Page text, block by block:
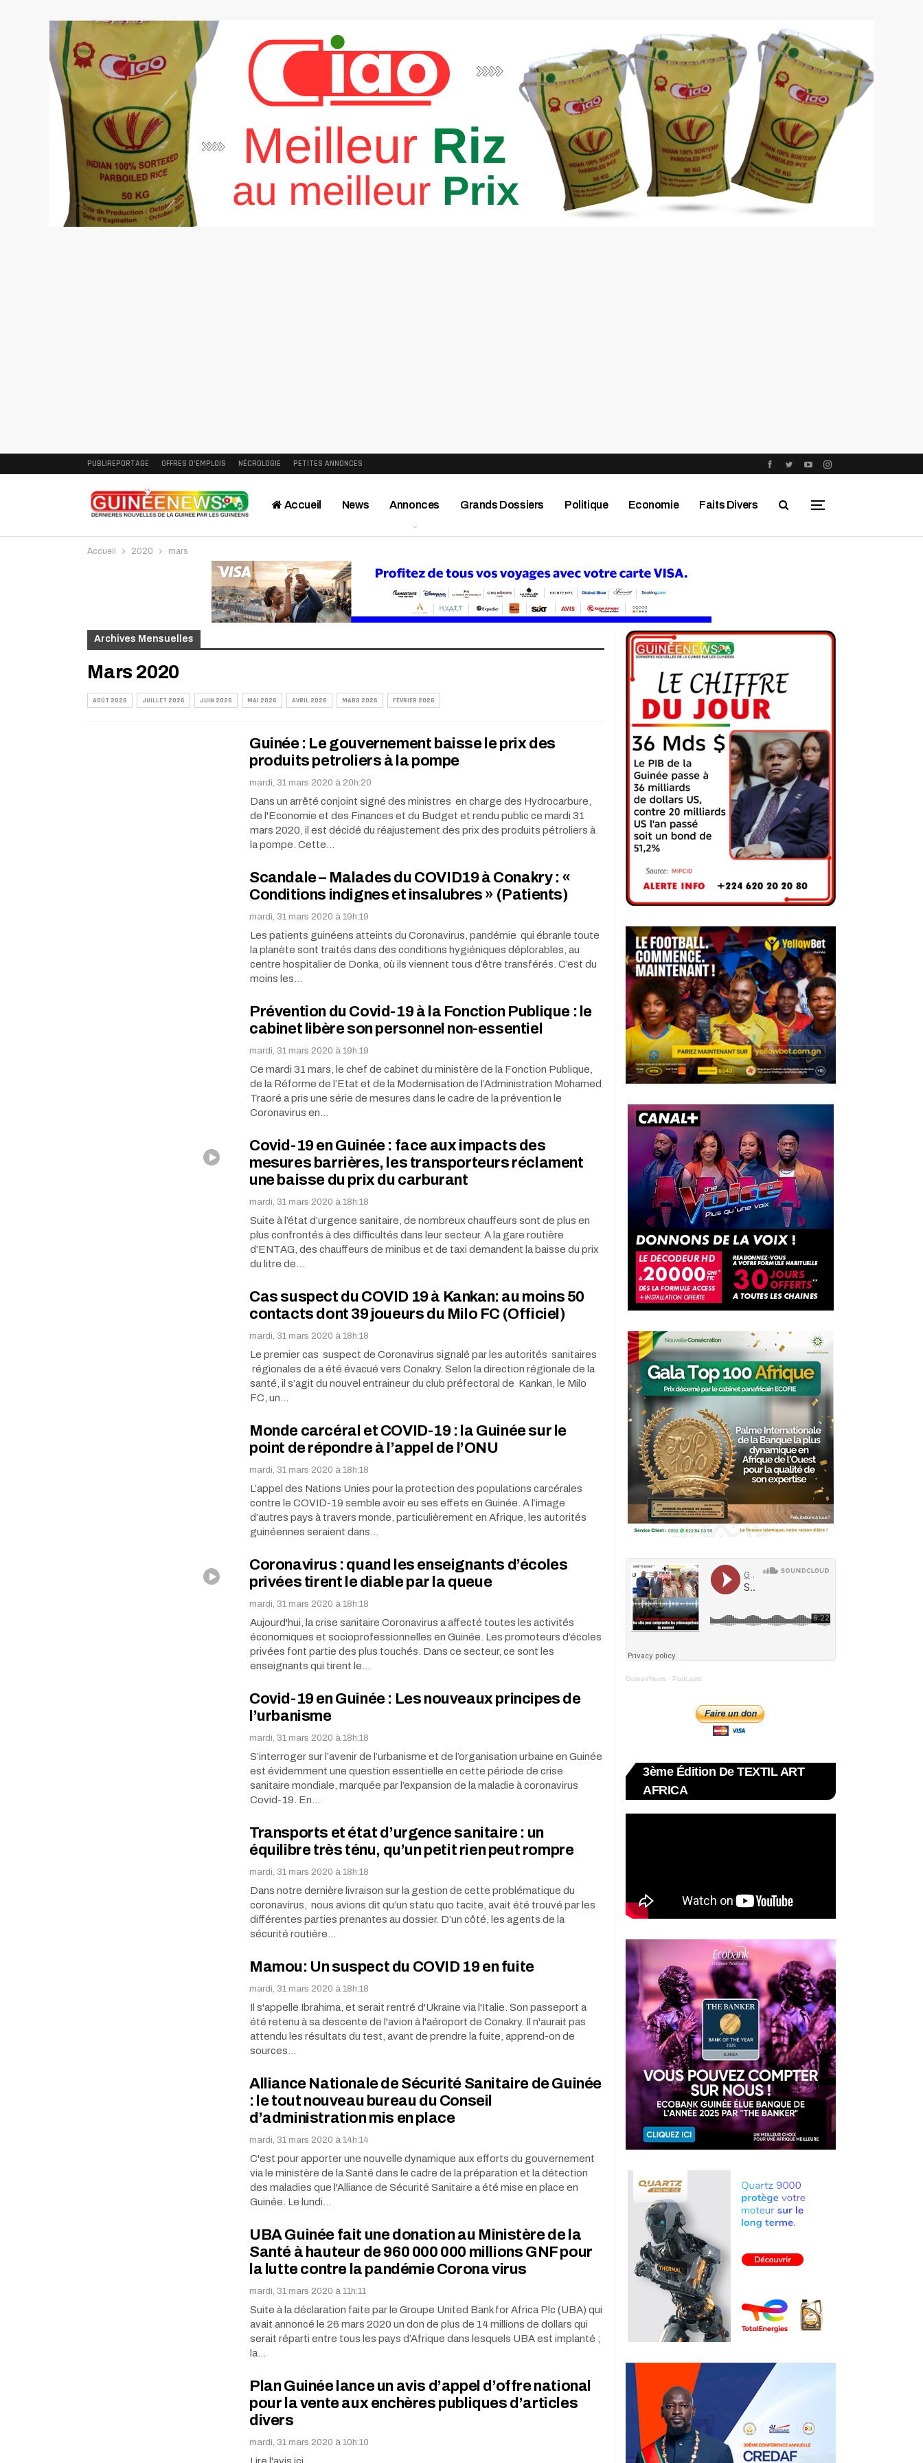
PUBLIREPORTAGE OFFRES D’EMPLOIS NÉCROLOGIE PETITES ANNONCES
Accueil News Annonces Grands Dossiers Politique Economie Faits Divers
Interviews Publireportage Région
Accueil 2020 mars
Archives Mensuelles
Mars 2020
AOÛT 2026 JUILLET 2026 JUIN 2026 MAI 2026 AVRIL 2026 MARS 2026 FÉVRIER 2026
Guinée : Le gouvernement baisse le prix des
produits petroliers à la pompe
mardi, 31 mars 2020 à 20h:20
Dans un arrêté conjoint signé des ministres en charge des Hydrocarbure,
de l'Economie et des Finances et du Budget et rendu public ce mardi 31
mars 2020, il est décidé du réajustement des prix des produits pétroliers à
la pompe. Cette…
Scandale – Malades du COVID19 à Conakry : «
Conditions indignes et insalubres » (Patients)
mardi, 31 mars 2020 à 19h:19
Les patients guinéens atteints du Coronavirus, pandémie qui ébranle toute
la planète sont traités dans des conditions hygiéniques déplorables, au
centre hospitalier de Donka, où ils viennent tous d’être transférés. C’est du
moins les…
Prévention du Covid-19 à la Fonction Publique : le
cabinet libère son personnel non-essentiel
mardi, 31 mars 2020 à 19h:19
Ce mardi 31 mars, le chef de cabinet du ministère de la Fonction Publique,
de la Réforme de l’Etat et de la Modernisation de l’Administration Mohamed
Traoré a pris une série de mesures dans le cadre de la prévention le
Coronavirus en…
Covid-19 en Guinée : face aux impacts des
mesures barrières, les transporteurs réclament
une baisse du prix du carburant
mardi, 31 mars 2020 à 18h:18
Suite à l’état d’urgence sanitaire, de nombreux chauffeurs sont de plus en
plus confrontés à des difficultés dans leur secteur. A la gare routière
d’ENTAG, des chauffeurs de minibus et de taxi demandent la baisse du prix
du litre de…
Cas suspect du COVID 19 à Kankan: au moins 50
contacts dont 39 joueurs du Milo FC (Officiel)
mardi, 31 mars 2020 à 18h:18
Le premier cas suspect de Coronavirus signalé par les autorités sanitaires
régionales de a été évacué vers Conakry. Selon la direction régionale de la
santé, il s’agit du nouvel entraineur du club préfectoral de Kankan, le Milo
FC, un…
Monde carcéral et COVID-19 : la Guinée sur le
point de répondre à l’appel de l’ONU
mardi, 31 mars 2020 à 18h:18
L’appel des Nations Unies pour la protection des populations carcérales
contre le COVID-19 semble avoir eu ses effets en Guinée. A l’image
d’autres pays à travers monde, particulièrement en Afrique, les autorités
guinéennes seraient dans…
Coronavirus : quand les enseignants d’écoles
privées tirent le diable par la queue
mardi, 31 mars 2020 à 18h:18
Aujourd'hui, la crise sanitaire Coronavirus a affecté toutes les activités
économiques et socioprofessionnelles en Guinée. Les promoteurs d’écoles
privées font partie des plus touchés. Dans ce secteur, ce sont les
enseignants qui tirent le…
Covid-19 en Guinée : Les nouveaux principes de
l’urbanisme
mardi, 31 mars 2020 à 18h:18
S’interroger sur l’avenir de l’urbanisme et de l’organisation urbaine en Guinée
est évidemment une question essentielle en cette période de crise
sanitaire mondiale, marquée par l’expansion de la maladie à coronavirus
Covid-19. En…
Transports et état d’urgence sanitaire : un
équilibre très ténu, qu’un petit rien peut rompre
mardi, 31 mars 2020 à 18h:18
Dans notre dernière livraison sur la gestion de cette problématique du
coronavirus, nous avions dit qu’un statu quo tacite, avait été trouvé par les
différentes parties prenantes au dossier. D’un côté, les agents de la
sécurité routière…
Mamou: Un suspect du COVID 19 en fuite
mardi, 31 mars 2020 à 18h:18
Il s'appelle Ibrahima, et serait rentré d'Ukraine via l'Italie. Son passeport a
été retenu à sa descente de l'avion à l'aéroport de Conakry. Il n'aurait pas
attendu les résultats du test, avant de prendre la fuite, apprend-on de
sources…
Alliance Nationale de Sécurité Sanitaire de Guinée
: le tout nouveau bureau du Conseil
d’administration mis en place
mardi, 31 mars 2020 à 14h:14
C'est pour apporter une nouvelle dynamique aux efforts du gouvernement
via le ministère de la Santé dans le cadre de la préparation et la détection
des maladies que l'Alliance de Sécurité Sanitaire a été mise en place en
Guinée. Le lundi…
UBA Guinée fait une donation au Ministère de la
Santé à hauteur de 960 000 000 millions GNF pour
la lutte contre la pandémie Corona virus
mardi, 31 mars 2020 à 11h:11
Suite à la déclaration faite par le Groupe United Bank for Africa Plc (UBA) qui
avait annoncé le 26 mars 2020 un don de plus de 14 millions de dollars qui
serait réparti entre tous les pays d’Afrique dans lesquels UBA est implanté ;
la…
Plan Guinée lance un avis d’appel d’offre national
pour la vente aux enchères publiques d’articles
divers
mardi, 31 mars 2020 à 10h:10
Lire l'avis ici
GuineeNews · Podcasts
3ème Édition De TEXTIL ART
AFRICA